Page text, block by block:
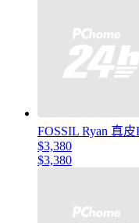
FOSSIL Ryan 真
$3,380
$3,380